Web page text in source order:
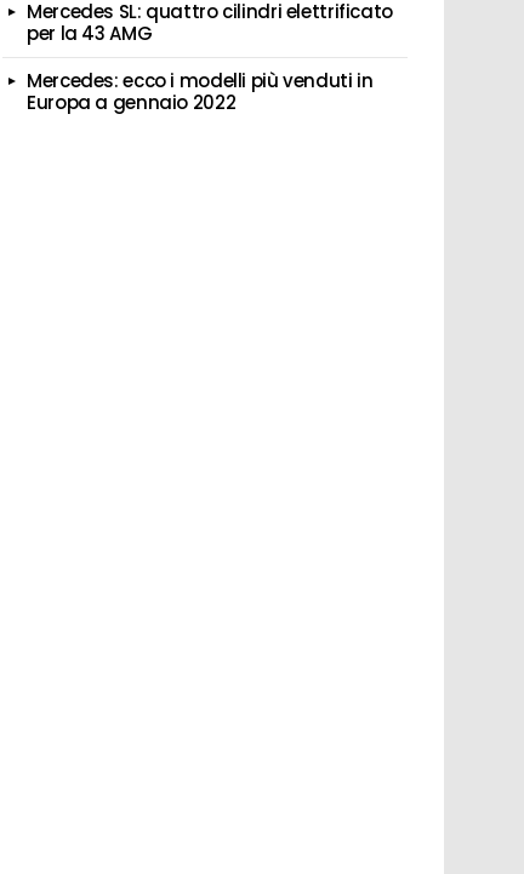
Mercedes SL: quattro cilindri elettrificato
per la 43 AMG
Mercedes: ecco i modelli più venduti in
Europa a gennaio 2022